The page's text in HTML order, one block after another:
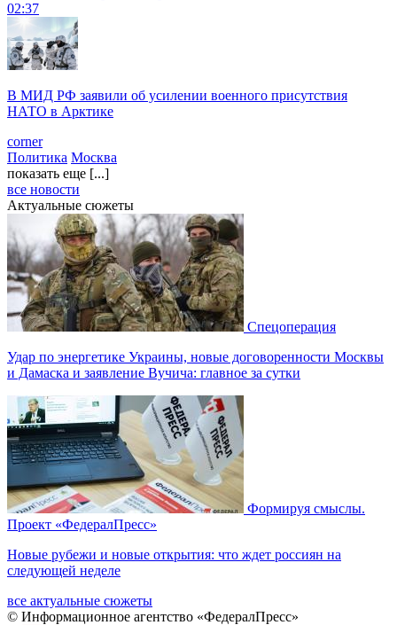
02:37
В МИД РФ заявили об усилении военного присутствия
НАТО в Арктике
corner
Политика Москва
показать еще [...]
все новости
Актуальные сюжеты
Спецоперация
Удар по энергетике Украины, новые договоренности Москвы
и Дамаска и заявление Вучича: главное за сутки
Формируя смыслы.
Проект «ФедералПресс»
Новые рубежи и новые открытия: что ждет россиян на
следующей неделе
все актуальные сюжеты
© Информационное агентство «ФедералПресс»